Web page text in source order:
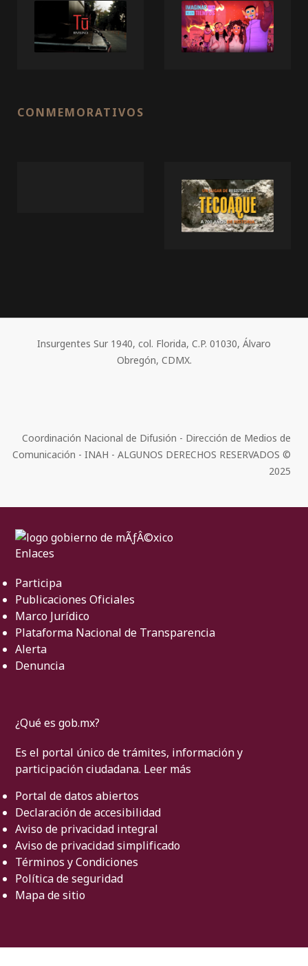
CONMEMORATIVOS
Insurgentes Sur 1940, col. Florida, C.P. 01030, Álvaro
Obregón, CDMX.
Coordinación Nacional de Difusión - Dirección de Medios de
Comunicación - INAH - ALGUNOS DERECHOS RESERVADOS ©
2025
Enlaces
Participa
Publicaciones Oficiales
Marco Jurídico
Plataforma Nacional de Transparencia
Alerta
Denuncia
¿Qué es gob.mx?
Es el portal único de trámites, información y
participación ciudadana. Leer más
Portal de datos abiertos
Declaración de accesibilidad
Aviso de privacidad integral
Aviso de privacidad simplificado
Términos y Condiciones
Política de seguridad
Mapa de sitio
Denuncia contra servidores públicos